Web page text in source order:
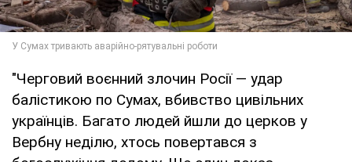
"Черговий воєнний злочин Росії — удар
балістикою по Сумах, вбивство цивільних
українців. Багато людей йшли до церков у
Вербну неділю, хтось повертався з